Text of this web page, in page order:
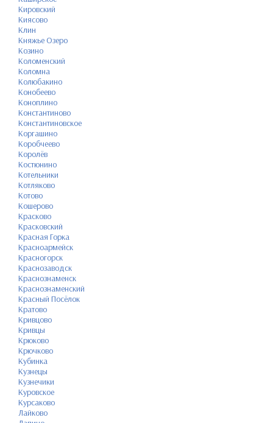
Кировский
Киясово
Клин
Княжье Озеро
Козино
Коломенский
Коломна
Колюбакино
Конобеево
Коноплино
Константиново
Константиновское
Коргашино
Коробчеево
Королёв
Костюнино
Котельники
Котляково
Котово
Кошерово
Красково
Красковский
Красная Горка
Красноармейск
Красногорск
Краснозаводск
Краснознаменск
Краснознаменский
Красный Посёлок
Кратово
Кривцово
Кривцы
Крюково
Крючково
Кубинка
Кузнецы
Кузнечики
Куровское
Курсаково
Лайково